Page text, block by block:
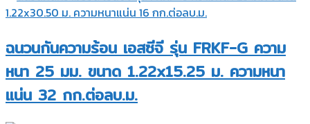
ฉนวนกันความร้อน เอสซีจี รุ่น FRKF-G ความ
หนา 25 มม. ขนาด 1.22x15.25 ม. ความหนา
แน่น 32 กก.ต่อลบ.ม.